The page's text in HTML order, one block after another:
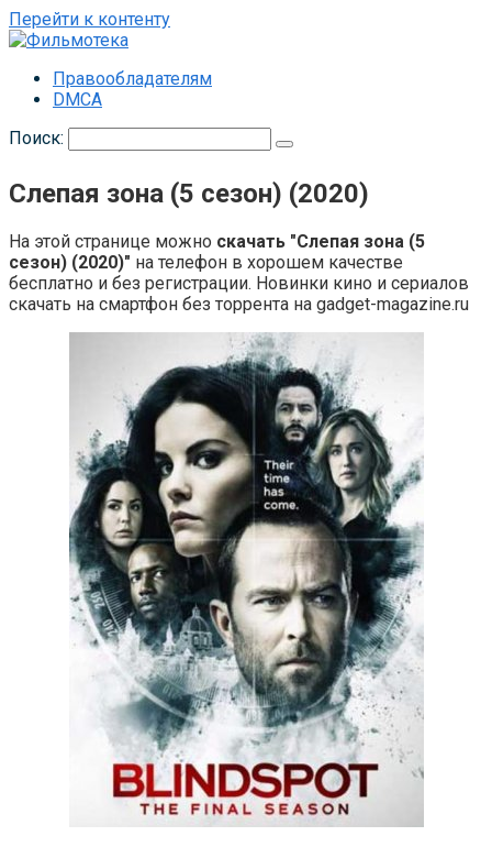
Перейти к контенту
Правообладателям
DMCA
Поиск:
Слепая зона (5 сезон) (2020)
На этой странице можно скачать "Слепая зона (5
сезон) (2020)" на телефон в хорошем качестве
бесплатно и без регистрации. Новинки кино и сериалов
скачать на смартфон без торрента на gadget-magazine.ru